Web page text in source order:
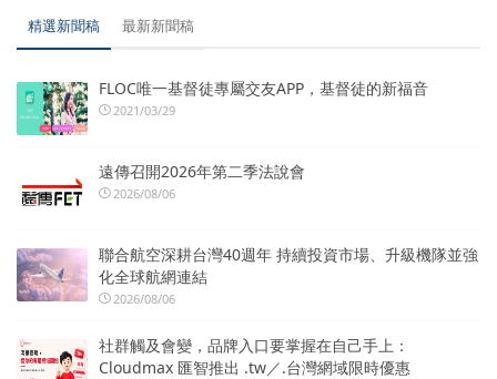
精選新聞稿 最新新聞稿
FLOC唯一基督徒專屬交友APP，基督徒的新福音
2021/03/29
遠傳召開2026年第二季法說會
2026/08/06
聯合航空深耕台灣40週年 持續投資市場、升級機隊並強
化全球航網連結
2026/08/06
社群觸及會變，品牌入口要掌握在自己手上：
Cloudmax 匯智推出 .tw／.台灣網域限時優惠